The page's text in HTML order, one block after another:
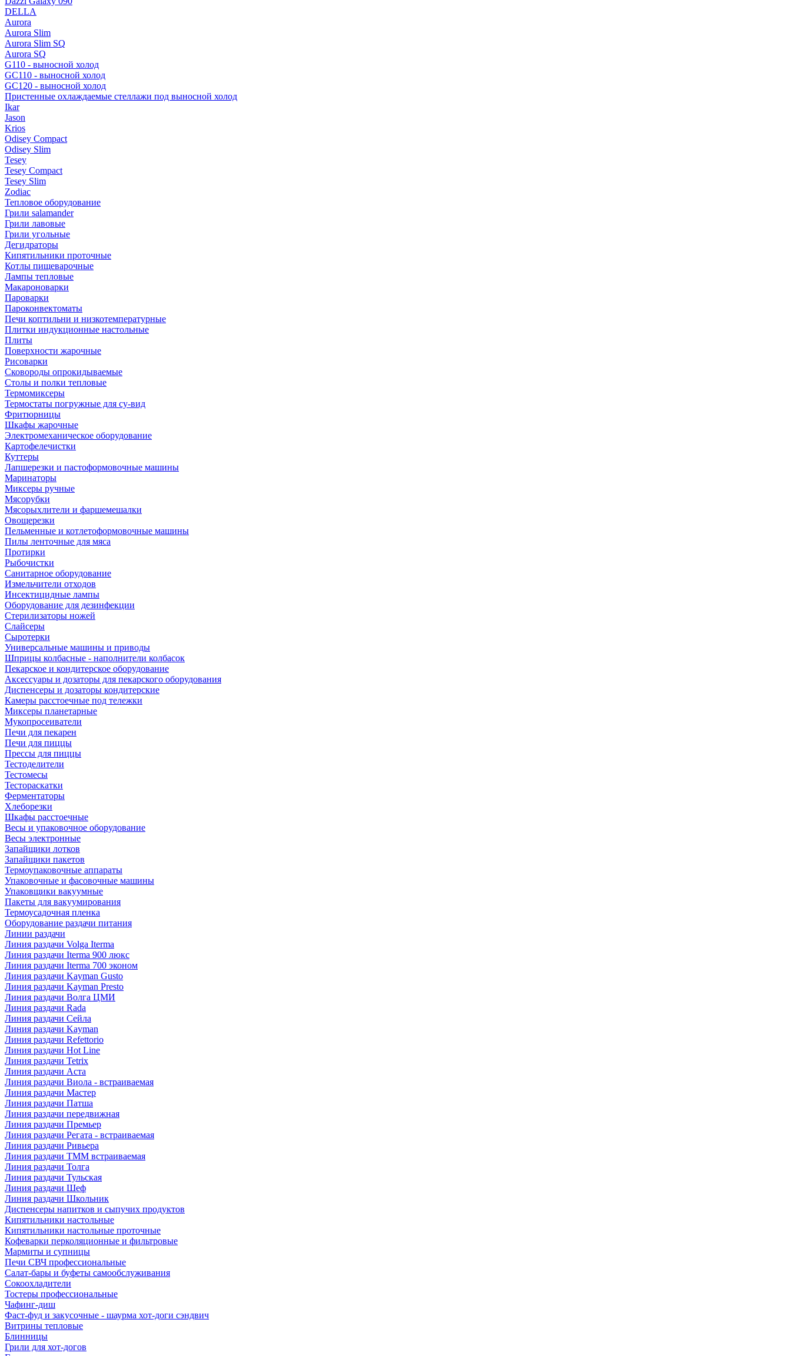
DELLA
Aurora
Aurora Slim
Aurora Slim SQ
Aurora SQ
G110 - выносной холод
GC110 - выносной холод
GC120 - выносной холод
Пристенные охлаждаемые стеллажи под выносной холод
Ikar
Jason
Krios
Odisey Compact
Odisey Slim
Tesey
Tesey Compact
Tesey Slim
Zodiac
Тепловое оборудование
Грили salamander
Грили лавовые
Грили угольные
Дегидраторы
Кипятильники проточные
Котлы пищеварочные
Лампы тепловые
Макароноварки
Пароварки
Пароконвектоматы
Печи коптильни и низкотемпературные
Плитки индукционные настольные
Плиты
Поверхности жарочные
Рисоварки
Сковороды опрокидываемые
Столы и полки тепловые
Термомиксеры
Термостаты погружные для су-вид
Фритюрницы
Шкафы жарочные
Электромеханическое оборудование
Картофелечистки
Куттеры
Лапшерезки и пастоформовочные машины
Маринаторы
Миксеры ручные
Мясорубки
Мясорыхлители и фаршемешалки
Овощерезки
Пельменные и котлетоформовочные машины
Пилы ленточные для мяса
Протирки
Рыбочистки
Санитарное оборудование
Измельчители отходов
Инсектицидные лампы
Оборудование для дезинфекции
Стерилизаторы ножей
Слайсеры
Сыротерки
Универсальные машины и приводы
Шприцы колбасные - наполнители колбасок
Пекарское и кондитерское оборудование
Аксессуары и дозаторы для пекарского оборудования
Диспенсеры и дозаторы кондитерские
Камеры расстоечные под тележки
Миксеры планетарные
Мукопросеиватели
Печи для пекарен
Печи для пиццы
Прессы для пиццы
Тестоделители
Тестомесы
Тестораскатки
Ферментаторы
Хлеборезки
Шкафы расстоечные
Весы и упаковочное оборудование
Весы электронные
Запайщики лотков
Запайщики пакетов
Термоупаковочные аппараты
Упаковочные и фасовочные машины
Упаковщики вакуумные
Пакеты для вакуумирования
Термоусадочная пленка
Оборудование раздачи питания
Линии раздачи
Линия раздачи Volga Iterma
Линия раздачи Iterma 900 люкс
Линия раздачи Iterma 700 эконом
Линия раздачи Kayman Gusto
Линия раздачи Kayman Presto
Линия раздачи Волга ЦМИ
Линия раздачи Rada
Линия раздачи Сейла
Линия раздачи Kayman
Линия раздачи Refettorio
Линия раздачи Hot Line
Линия раздачи Tetrix
Линия раздачи Аста
Линия раздачи Виола - встраиваемая
Линия раздачи Мастер
Линия раздачи Патша
Линия раздачи передвижная
Линия раздачи Премьер
Линия раздачи Регата - встраиваемая
Линия раздачи Ривьера
Линия раздачи ТММ встраиваемая
Линия раздачи Толга
Линия раздачи Тульская
Линия раздачи Шеф
Линия раздачи Школьник
Диспенсеры напитков и сыпучих продуктов
Кипятильники настольные
Кипятильники настольные проточные
Кофеварки перколяционные и фильтровые
Мармиты и супницы
Печи СВЧ профессиональные
Салат-бары и буфеты самообслуживания
Сокоохладители
Тостеры профессиональные
Чафинг-диш
Фаст-фуд и закусочные - шаурма хот-доги сэндвич
Витрины тепловые
Блинницы
Грили для хот-догов